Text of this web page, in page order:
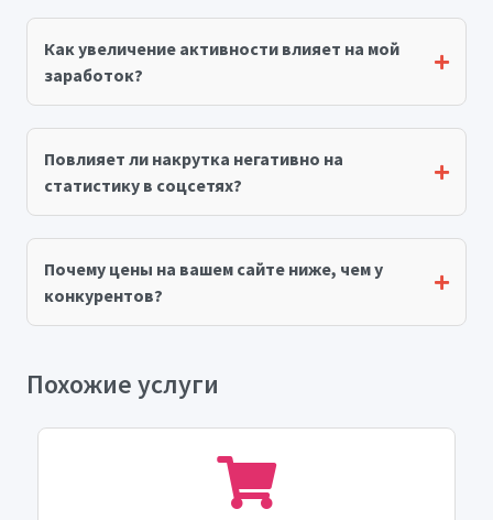
Как увеличение активности влияет на мой
заработок?
Повлияет ли накрутка негативно на
статистику в соцсетях?
Почему цены на вашем сайте ниже, чем у
конкурентов?
Похожие услуги